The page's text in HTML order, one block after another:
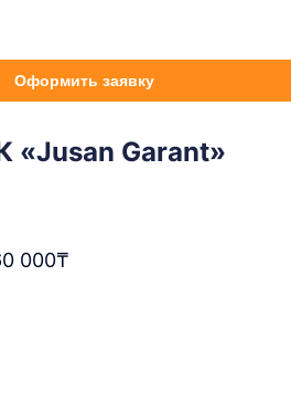
Оформить заявку
«Jusan Garant»
000₸